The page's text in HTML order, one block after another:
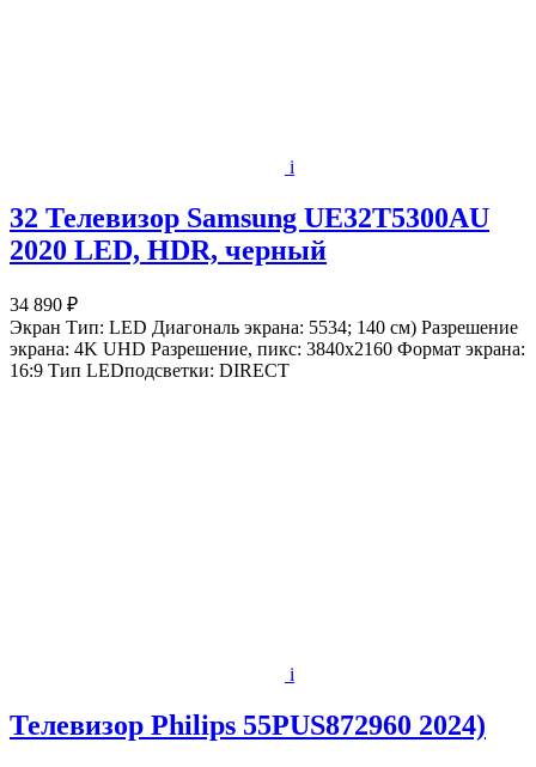
i
32 Телевизор Samsung UE32T5300AU
2020 LED, HDR, черный
34 890 ₽
Экран Тип: LED Диагональ экрана: 5534; 140 см) Разрешение
экрана: 4K UHD Разрешение, пикс: 3840x2160 Формат экрана:
16:9 Тип LEDподсветки: DIRECT
i
Телевизор Philips 55PUS872960 2024)